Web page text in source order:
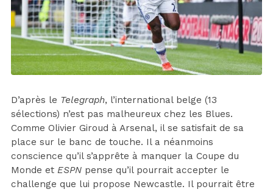
D’après le Telegraph, l’international belge (13
sélections) n’est pas malheureux chez les Blues.
Comme Olivier Giroud à Arsenal, il se satisfait de sa
place sur le banc de touche. Il a néanmoins
conscience qu’il s’apprête à manquer la Coupe du
Monde et ESPN pense qu’il pourrait accepter le
challenge que lui propose Newcastle. Il pourrait être